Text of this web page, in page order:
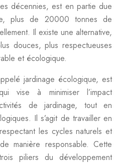
décennies, est en partie due
plus de 20000 tonnes de
Il existe une alternative,
douces, plus respectueuses
et écologique.
jardinage écologique, est
vise à minimiser l’impact
de jardinage, tout en
Il s’agit de travailler en
les cycles naturels et
manière responsable. Cette
piliers du développement